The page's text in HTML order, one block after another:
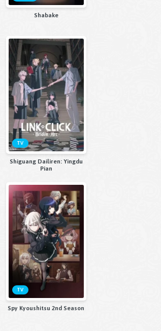
Shabake
TV
Shiguang Dailiren: Yingdu
Pian
TV
Spy Kyoushitsu 2nd Season